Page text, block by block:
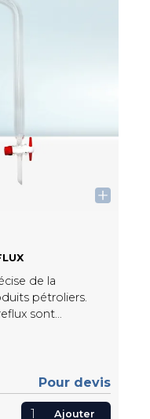
de la
pétroliers.
sont
Pour devis
Ajouter